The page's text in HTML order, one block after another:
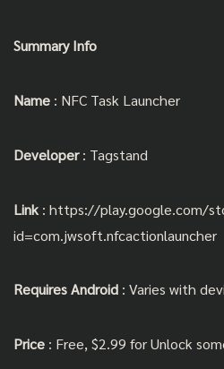
Summary Info
Name : NFC Task Launcher
Developer: Tagstand
Link : https://play.google.com/
id=com.jwsoft.nfcactionlauncher
Requires Android : Varies with
Price : Free, $2.99 for Unlock